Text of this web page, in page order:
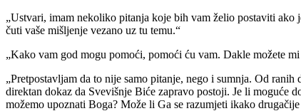
„Ustvari, imam nekoliko pitanja koje bih vam želio postaviti
čuti vaše mišljenje vezano uz tu temu.“
„Kako vam god mogu pomoći, pomoći ću vam. Dakle možete
„Pretpostavljam da to nije samo pitanje, nego i sumnja. Od
direktan dokaz da Svevišnje Biće zapravo postoji. Je li moguće
možemo upoznati Boga? Može li Ga se razumjeti ikako